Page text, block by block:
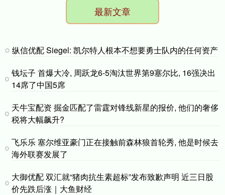
最新文章
纵信优配 Siegel: 凯尔特人根本不想要勇士队内的任何资产
钱坛子 首爆大冷, 周跃龙6-5淘汰世界第9塞尔比, 16强决出
14席了中国5席
天牛宝配资 掘金匹配了雷霆对锋线新星的报价, 他们的奢侈
税将大幅飙升?
飞乐乐 塞尔维亚豪门正在接触前森林狼首轮秀, 他是时候去
海外联赛发展了
大御优配 双汇就“猪肉抗生素超标”发布致歉声明 近三日股
价先跌后涨｜大鱼财经